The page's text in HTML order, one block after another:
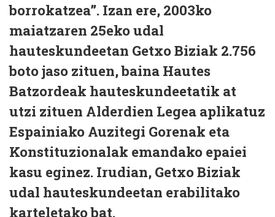
borrokatzea”. Izan ere, 2003ko
maiatzaren 25eko udal
hauteskundeetan Getxo Biziak 2.756
boto jaso zituen, baina Hautes
Batzordeak hauteskundeetatik at
utzi zituen Alderdien Legea aplikatuz
Espainiako Auzitegi Gorenak eta
Konstituzionalak emandako epaiei
kasu eginez. Irudian, Getxo Biziak
udal hauteskundeetan erabilitako
karteletako bat.